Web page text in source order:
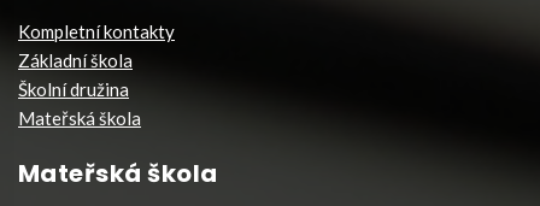
Kompletní kontakty
Základní škola
Školní družina
Mateřská škola
Mateřská škola